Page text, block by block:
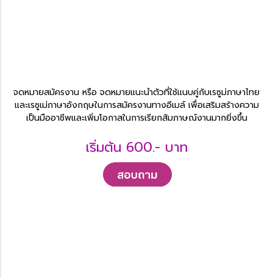
จดหมายสมัครงาน หรือ จดหมายแนะนำตัวที่ใช้แนบคู่กับเรซูม่ภาษาไทย
และเรซูเม่ภาษาอังกฤษในการสมัครงานทางอีเมล์ เพื่อเสริมสร้างความ
เป็นมืออาชีพและเพิ่มโอกาสในการเรียกสัมภาษณ์งานมากยิ่งขึ้น
เริ่มต้น 600.- บาท